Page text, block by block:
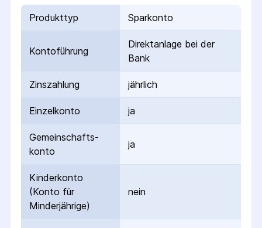
Produkttyp Sparkonto
Kontoführung
Direktanlage bei der
Bank
Zinszahlung jährlich
Einzelkonto ja
Gemeinschafts­
konto
ja
Kinderkonto
(Konto für
Minderjährige)
nein